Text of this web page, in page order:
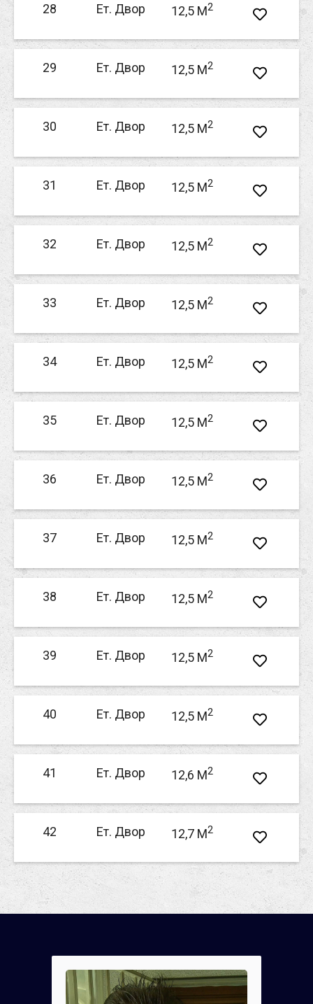
28 Ет. Двор 12,5 M2
29 Ет. Двор 12,5 M2
30 Ет. Двор 12,5 M2
31 Ет. Двор 12,5 M2
32 Ет. Двор 12,5 M2
33 Ет. Двор 12,5 M2
34 Ет. Двор 12,5 M2
35 Ет. Двор 12,5 M2
36 Ет. Двор 12,5 M2
37 Ет. Двор 12,5 M2
38 Ет. Двор 12,5 M2
39 Ет. Двор 12,5 M2
40 Ет. Двор 12,5 M2
41 Ет. Двор 12,6 M2
42 Ет. Двор 12,7 M2